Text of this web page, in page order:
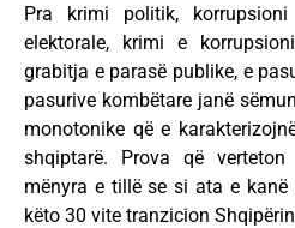
Pra krimi politik,
elektorale, krimi e
grabitja e parasë publike, e
pasurive kombëtare janë
monotonike që e
shqiptarë. Prova që
mënyra e tillë se si ata e kanë
këto 30 vite tranzicion